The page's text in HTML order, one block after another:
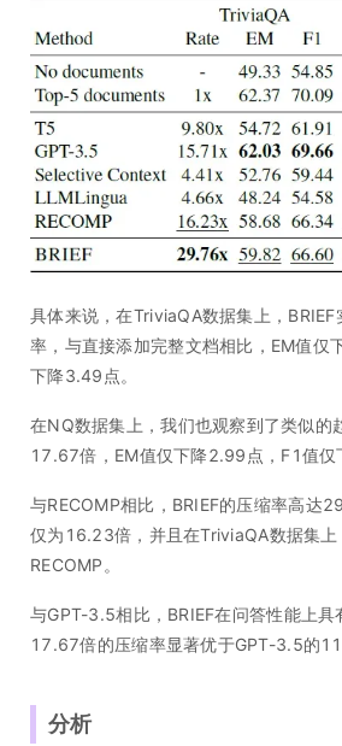
具体来说，在TriviaQA数据集上，
率，与直接添加完整文档相比，EM值仅
下降3.49点。
在NQ数据集上，我们也观察到了类似的
17.67倍，EM值仅下降2.99点，F1值仅
与RECOMP相比，BRIEF的压缩率高达
仅为16.23倍，并且在TriviaQA数据集上
RECOMP。
与GPT-3.5相比，BRIEF在问答性能上具
17.67倍的压缩率显著优于GPT-3.5的
分析